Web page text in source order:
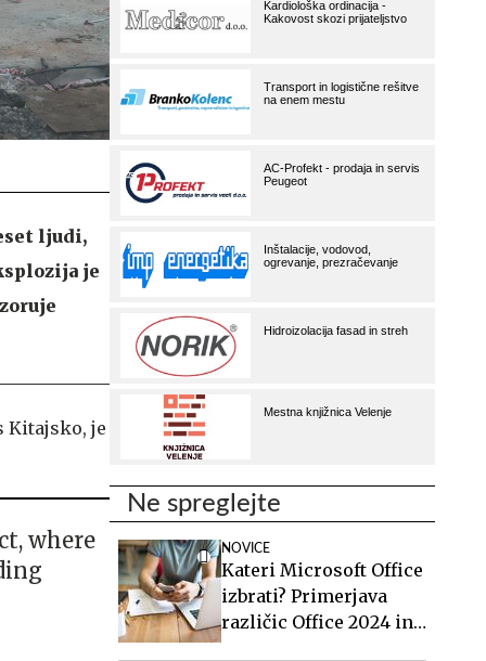
ljudi,
je
Kitajsko, je
where
Ne spreglejte
NOVICE
Kateri Microsoft Office
izbrati? Primerjava
različic Office 2024 in